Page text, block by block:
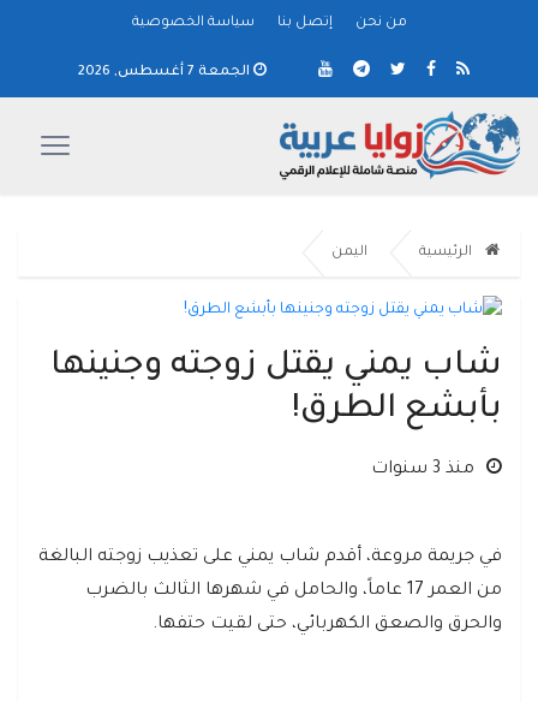
من نحن إتصل بنا سياسة الخصوصية
الجمعة 7 أغسطس, 2026
الرئيسية اليمن
شاب يمني يقتل زوجته وجنينها
بأبشع الطرق!
منذ 3 سنوات
في جريمة مروعة، أقدم شاب يمني على تعذيب زوجته البالغة
من العمر 17 عاماً، والحامل في شهرها الثالث بالضرب
والحرق والصعق الكهربائي، حتى لقيت حتفها.